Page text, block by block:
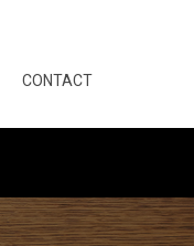
CONTACT